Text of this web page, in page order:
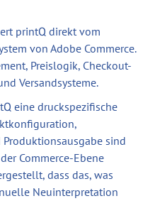
printQ direkt vom
von Adobe Commerce.
Preislogik, Checkout-
Versandsysteme.
eine druckspezifische
sind
Commerce-Ebene
dass das, was
Neuinterpretation